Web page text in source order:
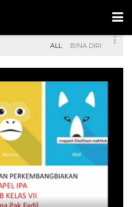
ALL BINA DIRI